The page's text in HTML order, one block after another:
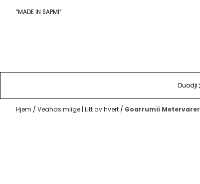
Hopp til innhold
“MADE IN SAPMI”
Duodji
Hjem / Veahas miige | Litt av hvert / Goarrumii Metervarer